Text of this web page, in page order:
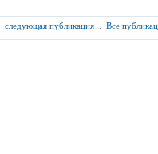
следующая публикация Все